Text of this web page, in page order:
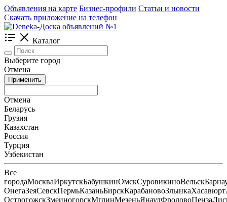
Объявления на карте Бизнес-профили Статьи и новости
Скачать приложение на телефон
Каталог
Выберите город
Отмена
Применить
Отмена
Беларусь
Грузия
Казахстан
Россия
Турция
Узбекистан
Все
городаМоскваИркутскБабушкинОмскСуровикиноВельск
ОнегаЗеяСевскПермьКазаньБирскКарабановоЗлынкаХасавюрт
ОстрогожскЗмеиногорскМглинМезеньЯнаулФроловоПенза